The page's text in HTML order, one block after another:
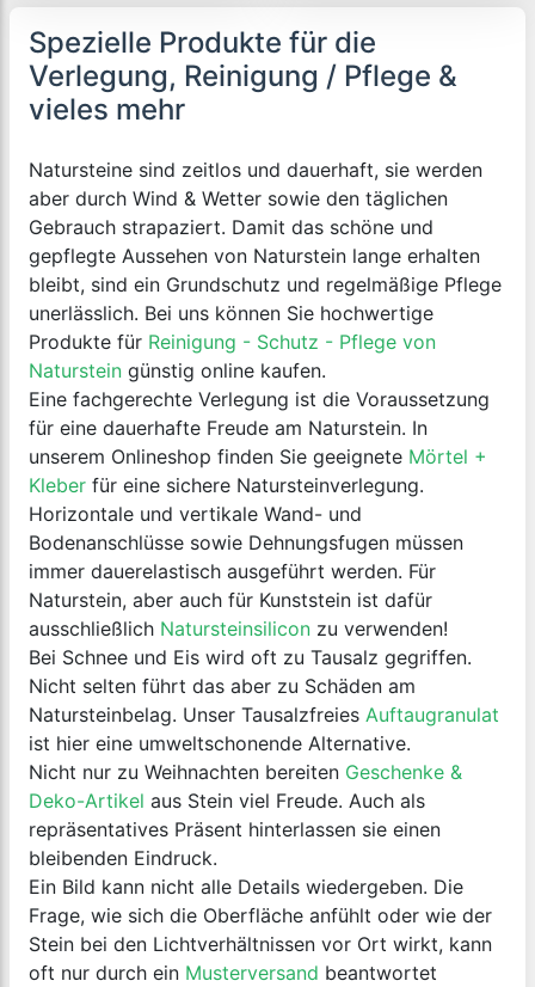
Spezielle Produkte für die
Verlegung, Reinigung / Pflege &
vieles mehr
Natursteine sind zeitlos und dauerhaft, sie werden
aber durch Wind & Wetter sowie den täglichen
Gebrauch strapaziert. Damit das schöne und
gepflegte Aussehen von Naturstein lange erhalten
bleibt, sind ein Grundschutz und regelmäßige Pflege
unerlässlich. Bei uns können Sie hochwertige
Produkte für Reinigung - Schutz - Pflege von
Naturstein günstig online kaufen.
Eine fachgerechte Verlegung ist die Voraussetzung
für eine dauerhafte Freude am Naturstein. In
unserem Onlineshop finden Sie geeignete Mörtel +
Kleber für eine sichere Natursteinverlegung.
Horizontale und vertikale Wand- und
Bodenanschlüsse sowie Dehnungsfugen müssen
immer dauerelastisch ausgeführt werden. Für
Naturstein, aber auch für Kunststein ist dafür
ausschließlich Natursteinsilicon zu verwenden!
Bei Schnee und Eis wird oft zu Tausalz gegriffen.
Nicht selten führt das aber zu Schäden am
Natursteinbelag. Unser Tausalzfreies Auftaugranulat
ist hier eine umweltschonende Alternative.
Nicht nur zu Weihnachten bereiten Geschenke &
Deko-Artikel aus Stein viel Freude. Auch als
repräsentatives Präsent hinterlassen sie einen
bleibenden Eindruck.
Ein Bild kann nicht alle Details wiedergeben. Die
Frage, wie sich die Oberfläche anfühlt oder wie der
Stein bei den Lichtverhältnissen vor Ort wirkt, kann
oft nur durch ein Musterversand beantwortet